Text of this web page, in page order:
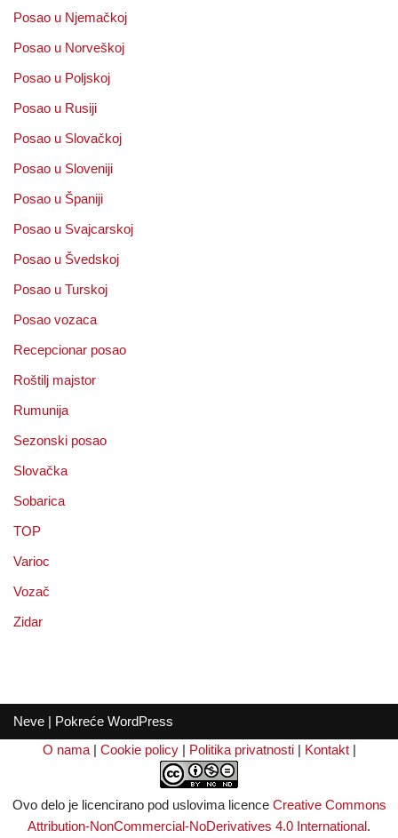
Posao u Njemačkoj
Posao u Norveškoj
Posao u Poljskoj
Posao u Rusiji
Posao u Slovačkoj
Posao u Sloveniji
Posao u Španiji
Posao u Svajcarskoj
Posao u Švedskoj
Posao u Turskoj
Posao vozaca
Recepcionar posao
Roštilj majstor
Rumunija
Sezonski posao
Slovačka
Sobarica
TOP
Varioc
Vozač
Zidar
Neve | Pokreće WordPress
O nama | Cookie policy | Politika privatnosti | Kontakt |
Ovo delo je licencirano pod uslovima licence Creative Commons
Attribution-NonCommercial-NoDerivatives 4.0 International.